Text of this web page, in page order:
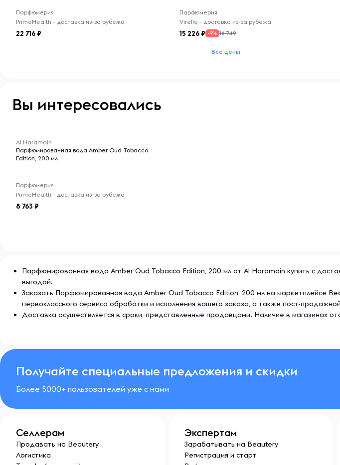
Парфюмерия
PrimeHealth - доставка из-за рубежа
22 716
Парфюмерия
Virelle - доставка из-за рубежа
15 226 -9% 16 749
Все цены
Вы интересовались
Al Haramain
Парфюмированная вода Amber Oud Tobacco
Edition, 200 мл
Парфюмерия
PrimeHealth - доставка из-за рубежа
8 763
Парфюмированная вода Amber Oud Tobacco Edition, 200 мл от Al Haramain купить с
выгодой.
Заказать Парфюмированная вода Amber Oud Tobacco Edition, 200 мл на маркетплейсе
первоклассного сервиса обработки и исполнения вашего заказа, а также пост-
Доставка осуществляется в сроки, представленные продавцами. Наличие в магазинах
Получайте специальные предложения и скидки
Более 5000+ пользователей уже с нами
Селлерам
Продавать на Beautery
Логистика
Экспертам
Зарабатывать на Beautery
Регистрация и старт